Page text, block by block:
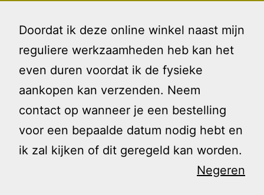
Doordat ik deze online winkel naast mijn
reguliere werkzaamheden heb kan het
even duren voordat ik de fysieke
aankopen kan verzenden. Neem
contact op wanneer je een bestelling
voor een bepaalde datum nodig hebt en
ik zal kijken of dit geregeld kan worden.
Negeren
naar
inhoud
Gezin
En nu de
korte naam…